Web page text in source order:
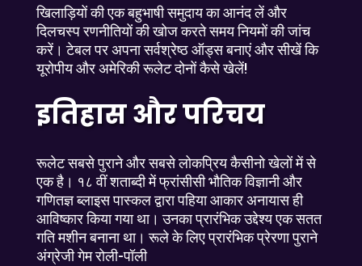
खिलाड़ियों की एक बहुभाषी समुदाय का आनंद लें और
दिलचस्प रणनीतियों की खोज करते समय नियमों की जांच
करें। टेबल पर अपना सर्वश्रेष्ठ ऑड्स बनाएं और सीखें कि
यूरोपीय और अमेरिकी रूलेट दोनों कैसे खेलें!
इतिहास और परिचय
रूलेट सबसे पुराने और सबसे लोकप्रिय कैसीनो खेलों में से
एक है। १८ वीं शताब्दी में फ्रांसीसी भौतिक विज्ञानी और
गणितज्ञ ब्लाइस पास्कल द्वारा पहिया आकार अनायास ही
आविष्कार किया गया था। उनका प्रारंभिक उद्देश्य एक सतत
गति मशीन बनाना था। रूले के लिए प्रारंभिक प्रेरणा पुराने
अंग्रेजी गेम रोली-पॉली